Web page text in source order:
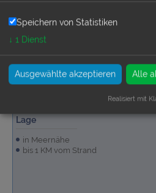
1 Vollbad
Lage
in Meernähe
bis 1 KM vom Strand
Speichern von Statistiken
↓ 1 Dienst
Ausgewählte akzeptieren Alle
Realisiert mit